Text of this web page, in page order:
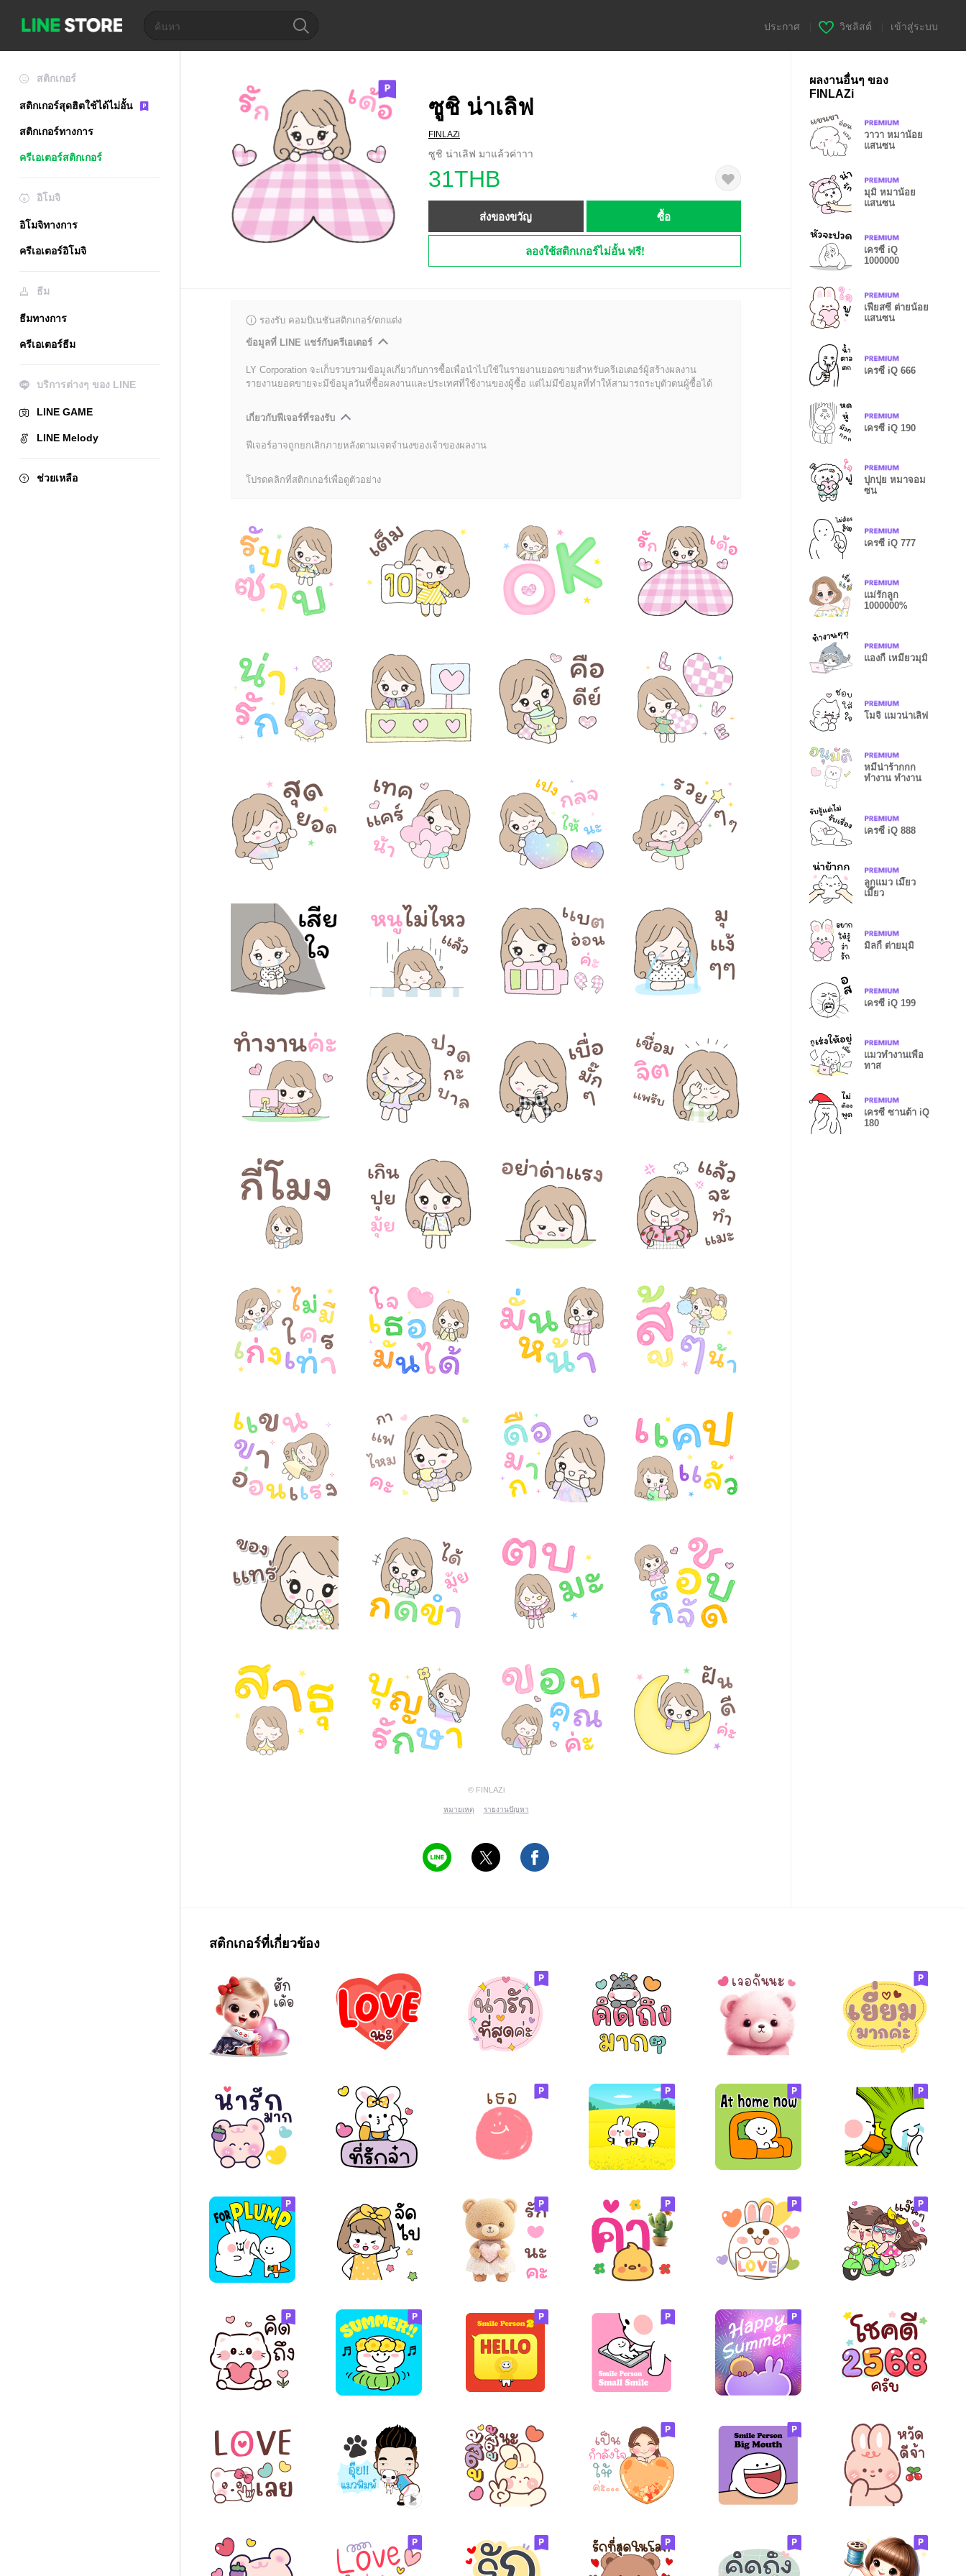
ประกาศ วิชลิสต์ เข้าสู่ระบบ
สติกเกอร์
สติกเกอร์สุดฮิตใช้ได้ไม่อั้น
สติกเกอร์ทางการ
ครีเอเตอร์สติกเกอร์
อิโมจิ
อิโมจิทางการ
ครีเอเตอร์อิโมจิ
ธีม
ธีมทางการ
ครีเอเตอร์ธีม
บริการต่างๆ ของ LINE
LINE GAME
LINE Melody
ช่วยเหลือ
ซูชิ น่าเลิฟ
FINLAZi
ซูชิ น่าเลิฟ มาแล้วค่าาา
31THB
ส่งของขวัญ ซื้อ
ลองใช้สติกเกอร์ไม่อั้น ฟรี!
รองรับ คอมบิเนชันสติกเกอร์/ตกแต่ง
ข้อมูลที่ LINE แชร์กับครีเอเตอร์
LY Corporation จะเก็บรวบรวมข้อมูลเกี่ยวกับการซื้อเพื่อนำไปใช้ในรายงานยอดขายสำหรับครีเอเตอร์ผู้สร้างผลงาน
รายงานยอดขายจะมีข้อมูลวันที่ซื้อผลงานและประเทศที่ใช้งานของผู้ซื้อ แต่ไม่มีข้อมูลที่ทำให้สามารถระบุตัวตนผู้ซื้อได้
เกี่ยวกับฟีเจอร์ที่รองรับ
ฟีเจอร์อาจถูกยกเลิกภายหลังตามเจตจำนงของเจ้าของผลงาน
โปรดคลิกที่สติกเกอร์เพื่อดูตัวอย่าง
© FINLAZi
หมายเหตุ รายงานปัญหา
ผลงานอื่นๆ ของ
FINLAZi
วาวา หมาน้อย
แสนซน
มุมิ หมาน้อย
แสนซน
เครซี่ iQ
1000000
เฟียสซี่ ต่ายน้อย
แสนซน
เครซี่ iQ 666
เครซี่ iQ 190
ปุกปุย หมาจอม
ซน
เครซี่ iQ 777
แม่รักลูก
1000000%
แองกี้ เหมียวมุมิ
โมจิ แมวน่าเลิฟ
หมีน่าร้ากกก
ทำงาน ทำงาน
เครซี่ iQ 888
ลูกแมว เมี๊ยว
เมี๊ยว
มิลกี้ ต่ายมุมิ
เครซี่ iQ 199
แมวทำงานเพื่อ
ทาส
เครซี่ ซานต้า iQ
180
สติกเกอร์ที่เกี่ยวข้อง